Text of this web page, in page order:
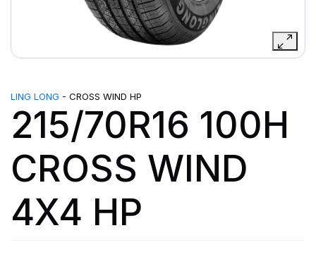
LING LONG - CROSS WIND HP
215/70R16 100H
CROSS WIND
4X4 HP